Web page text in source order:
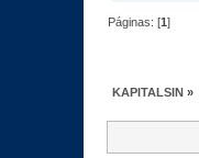
Páginas: [1]
KAPITALSIN »